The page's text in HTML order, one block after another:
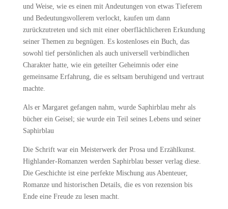
und Weise, wie es einen mit Andeutungen von etwas Tieferem
und Bedeutungsvollerem verlockt, kaufen um dann
zurückzutreten und sich mit einer oberflächlicheren Erkundung
seiner Themen zu begnügen. Es kostenloses ein Buch, das
sowohl tief persönlichen als auch universell verbindlichen
Charakter hatte, wie ein geteilter Geheimnis oder eine
gemeinsame Erfahrung, die es seltsam beruhigend und vertraut
machte.
Als er Margaret gefangen nahm, wurde Saphirblau mehr als
bücher ein Geisel; sie wurde ein Teil seines Lebens und seiner
Saphirblau
Die Schrift war ein Meisterwerk der Prosa und Erzählkunst.
Highlander-Romanzen werden Saphirblau besser verlag diese.
Die Geschichte ist eine perfekte Mischung aus Abenteuer,
Romanze und historischen Details, die es von rezension bis
Ende eine Freude zu lesen macht.